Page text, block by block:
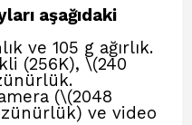
aşağıdaki
ve 105 g ağırlık.
(256K), \(240
(\(2048
ve video